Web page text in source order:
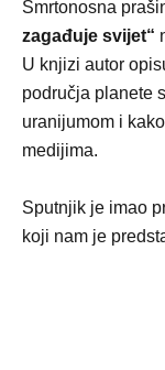
Smrtonosna
zagađuje svijet“
U knjizi autor
područja planete
uranijumom i
medijima.
Sputnjik je imao
koji nam je